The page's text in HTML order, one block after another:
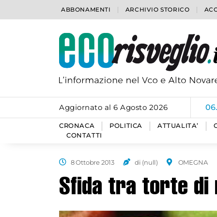
ABBONAMENTI ARCHIVIO STORICO
Aggiornato al 6 Agosto 2026
CRONACA POLITICA ATTUALITA’
CONTATTI
8 Ottobre 2013 di (null) OMEGNA
Sfida tra torte di